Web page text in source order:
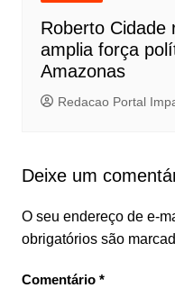
Roberto Cidade
amplia força
Amazonas
Redacao Portal
Deixe um
O seu endereço de e-
obrigatórios são
Comentário *